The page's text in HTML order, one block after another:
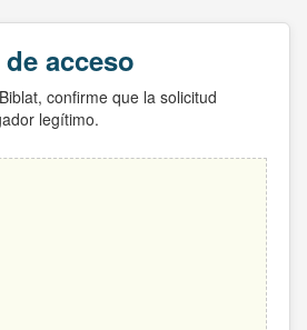
acceso
confirme que la solicitud
legítimo.